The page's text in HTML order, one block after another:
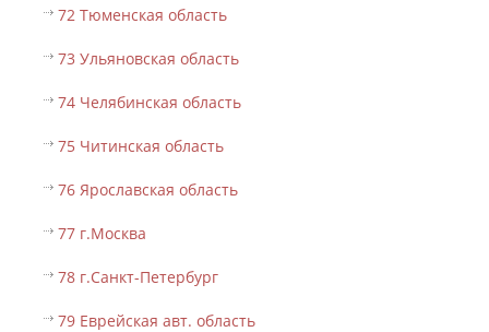
72 Тюменская область
73 Ульяновская область
74 Челябинская область
75 Читинская область
76 Ярославская область
77 г.Москва
78 г.Санкт-Петербург
79 Еврейская авт. область